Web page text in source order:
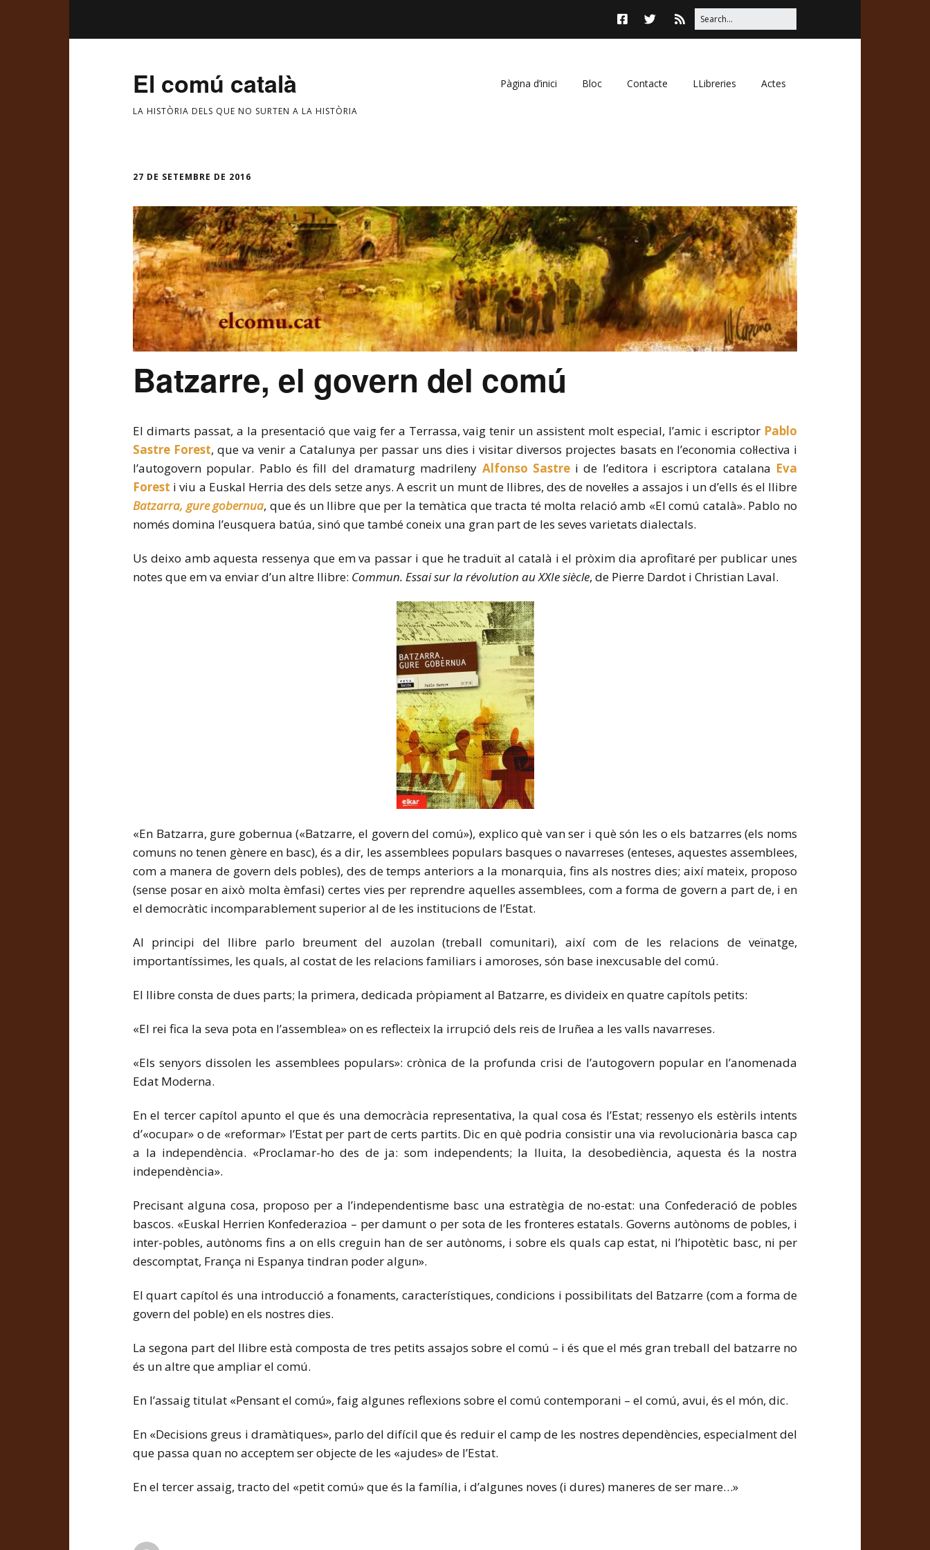
El comú català
LA HISTÒRIA DELS QUE NO SURTEN A LA HISTÒRIA
Pàgina d’inici Bloc Contacte LLibreries Actes
27 DE SETEMBRE DE 2016
Batzarre, el govern del comú
El dimarts passat, a la presentació que vaig fer a Terrassa, vaig tenir un assistent molt especial, l’amic i escriptor Pablo
Sastre Forest, que va venir a Catalunya per passar uns dies i visitar diversos projectes basats en l’economia col·lectiva i
l’autogovern popular. Pablo és fill del dramaturg madrileny Alfonso Sastrei de l’editora i escriptora catalana Eva
Forest i viu a Euskal Herria des dels setze anys. A escrit un munt de llibres, des de novel·les a assajos i un d’ells és el llibre
Batzarra, gure gobernua, que és un llibre que per la temàtica que tracta té molta relació amb «El comú català». Pablo no
només domina l’eusquera batúa, sinó que també coneix una gran part de les seves varietats dialectals.
Us deixo amb aquesta ressenya que em va passar i que he traduït al català i el pròxim dia aprofitaré per publicar unes
notes que em va enviar d’un altre llibre: Commun. Essai sur la révolution au XXIe siècle, de Pierre Dardot i Christian Laval.
«En Batzarra, gure gobernua («Batzarre, el govern del comú»), explico què van ser i què són les o els batzarres (els noms
comuns no tenen gènere en basc), és a dir, les assemblees populars basques o navarreses (enteses, aquestes assemblees,
com a manera de govern dels pobles), des de temps anteriors a la monarquia, fins als nostres dies; així mateix, proposo
(sense posar en això molta èmfasi) certes vies per reprendre aquelles assemblees, com a forma de govern a part de, i en
el democràtic incomparablement superior al de les institucions de l’Estat.
Al principi del llibre parlo breument del auzolan (treball comunitari), així com de les relacions de veïnatge,
importantíssimes, les quals, al costat de les relacions familiars i amoroses, són base inexcusable del comú.
El llibre consta de dues parts; la primera, dedicada pròpiament al Batzarre, es divideix en quatre capítols petits:
«El rei fica la seva pota en l’assemblea» on es reflecteix la irrupció dels reis de Iruñea a les valls navarreses.
«Els senyors dissolen les assemblees populars»: crònica de la profunda crisi de l’autogovern popular en l’anomenada
Edat Moderna.
En el tercer capítol apunto el que és una democràcia representativa, la qual cosa és l’Estat; ressenyo els estèrils intents
d’«ocupar» o de «reformar» l’Estat per part de certs partits. Dic en què podria consistir una via revolucionària basca cap
a la independència. «Proclamar-ho des de ja: som independents; la lluita, la desobediència, aquesta és la nostra
independència».
Precisant alguna cosa, proposo per a l’independentisme basc una estratègia de no-estat: una Confederació de pobles
bascos. «Euskal Herrien Konfederazioa – per damunt o per sota de les fronteres estatals. Governs autònoms de pobles, i
inter-pobles, autònoms fins a on ells creguin han de ser autònoms, i sobre els quals cap estat, ni l’hipotètic basc, ni per
descomptat, França ni Espanya tindran poder algun».
El quart capítol és una introducció a fonaments, característiques, condicions i possibilitats del Batzarre (com a forma de
govern del poble) en els nostres dies.
La segona part del llibre està composta de tres petits assajos sobre el comú – i és que el més gran treball del batzarre no
és un altre que ampliar el comú.
En l’assaig titulat «Pensant el comú», faig algunes reflexions sobre el comú contemporani – el comú, avui, és el món, dic.
En «Decisions greus i dramàtiques», parlo del difícil que és reduir el camp de les nostres dependències, especialment del
que passa quan no acceptem ser objecte de les «ajudes» de l’Estat.
En el tercer assaig, tracto del «petit comú» que és la família, i d’algunes noves (i dures) maneres de ser mare…»